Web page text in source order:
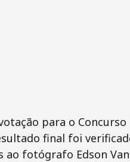
para o
final foi
fotógrafo Edson